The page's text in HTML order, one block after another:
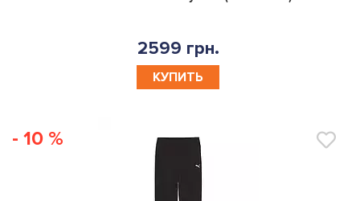
2599 грн.
КУПИТЬ
- 10 %